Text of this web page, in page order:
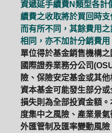
資遞延手續費N類型各計
續費之收取將於買回時
而有所不同，其餘費用
相同，亦不加計分銷費用
單位得於基金銷售機構
國際證券業務分公司
險、保險安定基金或其
資本基金可能發生部分
損失則為全部投資金額
度集中之風險、產業景
外匯管制及匯率變動風